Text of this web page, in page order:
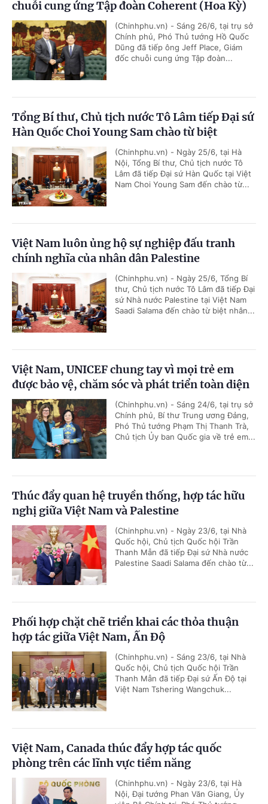
chuỗi cung ứng Tập đoàn Coherent (Hoa Kỳ)
(Chinhphu.vn) - Sáng 26/6, tại trụ sở
Chính phủ, Phó Thủ tướng Hồ Quốc
Dũng đã tiếp ông Jeff Place, Giám
đốc chuỗi cung ứng Tập đoàn...
Tổng Bí thư, Chủ tịch nước Tô Lâm tiếp Đại sứ
Hàn Quốc Choi Young Sam chào từ biệt
(Chinhphu.vn) - Ngày 25/6, tại Hà
Nội, Tổng Bí thư, Chủ tịch nước Tô
Lâm đã tiếp Đại sứ Hàn Quốc tại Việt
Nam Choi Young Sam đến chào từ...
Việt Nam luôn ủng hộ sự nghiệp đấu tranh
chính nghĩa của nhân dân Palestine
(Chinhphu.vn) - Ngày 25/6, Tổng Bí
thư, Chủ tịch nước Tô Lâm đã tiếp Đại
sứ Nhà nước Palestine tại Việt Nam
Saadi Salama đến chào từ biệt nhân...
Việt Nam, UNICEF chung tay vì mọi trẻ em
được bảo vệ, chăm sóc và phát triển toàn diện
(Chinhphu.vn) - Sáng 24/6, tại trụ sở
Chính phủ, Bí thư Trung ương Đảng,
Phó Thủ tướng Phạm Thị Thanh Trà,
Chủ tịch Ủy ban Quốc gia về trẻ em...
Thúc đẩy quan hệ truyền thống, hợp tác hữu
nghị giữa Việt Nam và Palestine
(Chinhphu.vn) - Ngày 23/6, tại Nhà
Quốc hội, Chủ tịch Quốc hội Trần
Thanh Mẫn đã tiếp Đại sứ Nhà nước
Palestine Saadi Salama đến chào từ...
Phối hợp chặt chẽ triển khai các thỏa thuận
hợp tác giữa Việt Nam, Ấn Độ
(Chinhphu.vn) - Sáng 23/6, tại Nhà
Quốc hội, Chủ tịch Quốc hội Trần
Thanh Mẫn đã tiếp Đại sứ Ấn Độ tại
Việt Nam Tshering Wangchuk...
Việt Nam, Canada thúc đẩy hợp tác quốc
phòng trên các lĩnh vực tiềm năng
(Chinhphu.vn) - Ngày 23/6, tại Hà
Nội, Đại tướng Phan Văn Giang, Ủy